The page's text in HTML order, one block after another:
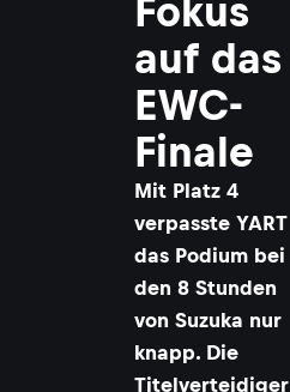
Fokus
auf das
EWC-
Finale
Mit Platz 4
verpasste YART
das Podium bei
den 8 Stunden
von Suzuka nur
knapp. Die
Titelverteidiger